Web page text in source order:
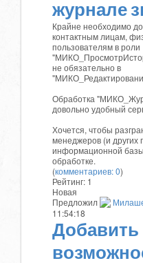
журнале
Крайне необходимо
контактным лицам,
пользователям в роли
не обязательно в
Обработка
довольно удобный
Хочется, чтобы
менеджеров (и других
информационной
обработке.
(комментариев: 0)
Рейтинг: 1
Новая
Предложил
11:54:18
Добавить